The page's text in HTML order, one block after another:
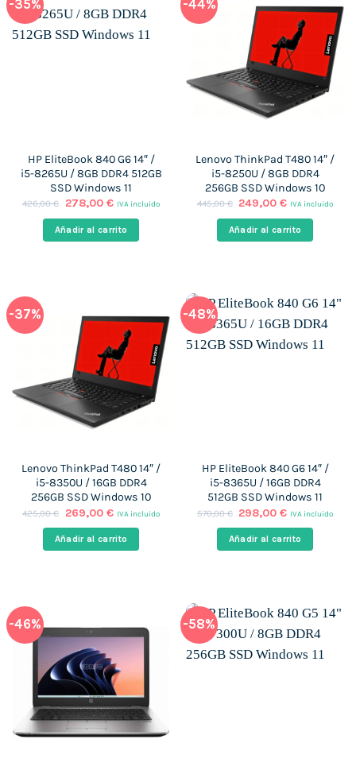
-35%
HP EliteBook 840 G6 14″ /
i5-8265U / 8GB DDR4 512GB
SSD Windows 11
426,00€
El
original
era:
278,00 €El
actual
es:
IVA incluido
Añadir al carrito
-44%
Lenovo ThinkPad T480 14″ /
i5-8250U / 8GB DDR4
256GB SSD Windows 10
445,00€ El
original
era:
249,00€El
actual
es:
IVA incluido
Añadir al carrito
-37%
Lenovo ThinkPad T480 14″ /
i5-8350U / 16GB DDR4
256GB SSD Windows 10
425,00€
El
original
era:
269,00 €El
actual
es:
IVA incluido
Añadir al carrito
-48%
HP EliteBook 840 G6 14″ /
i5-8365U / 16GB DDR4
512GB SSD Windows 11
570,00€ El
original
era:
298,00€El
actual
es:
IVA incluido
Añadir al carrito
-46% -58%